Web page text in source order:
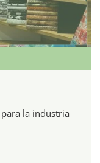
la industria